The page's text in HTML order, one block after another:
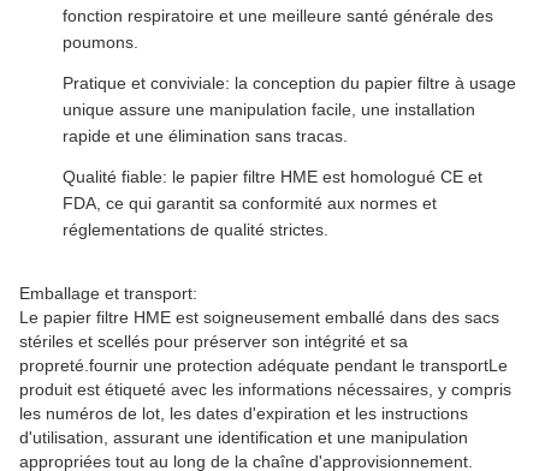
fonction respiratoire et une meilleure santé générale des
poumons.
Pratique et conviviale: la conception du papier filtre à usage
unique assure une manipulation facile, une installation
rapide et une élimination sans tracas.
Qualité fiable: le papier filtre HME est homologué CE et
FDA, ce qui garantit sa conformité aux normes et
réglementations de qualité strictes.
Emballage et transport:
Le papier filtre HME est soigneusement emballé dans des sacs
stériles et scellés pour préserver son intégrité et sa
propreté.fournir une protection adéquate pendant le transportLe
produit est étiqueté avec les informations nécessaires, y compris
les numéros de lot, les dates d'expiration et les instructions
d'utilisation, assurant une identification et une manipulation
appropriées tout au long de la chaîne d'approvisionnement.